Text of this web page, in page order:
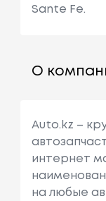
Sante Fe.
О
Auto.kz –
интернет
на любые